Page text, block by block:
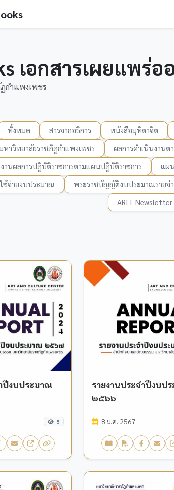
เอกสารเผยแพร่
กำแพงเพชร
ทั้งหมด สารจากอธิการ หนังสือมุทิตาจิต
หาวิทยาลัยราชภัฏกำแพงเพชร
ผลการดำเนินงาน
งานผลการปฏิบัติราชการตามแผนปฏิบัติราชการ
แผ
ช้จ่ายงบประมาณ
พระราชบัญญัติงบประมาณรายจ่
ARIT Newsletter
ปีงบประมาณ
5
รายงานประจำปีงบป
๒๕๖๖
8 ม.ค. 2567